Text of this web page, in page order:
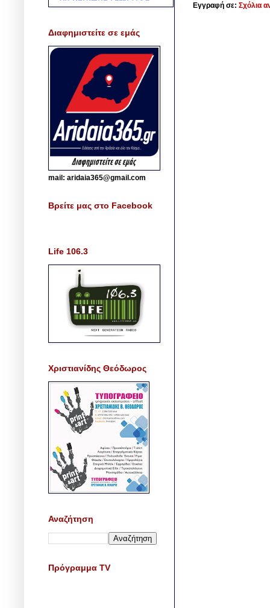
Εγγραφή σε: Σχόλια
Διαφημιστείτε σε εμάς
mail: aridaia365@gmail.com
Βρείτε μας στο Facebook
Life 106.3
Χριστιανίδης Θεόδωρος
Αναζήτηση
Πρόγραμμα TV